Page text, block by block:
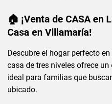
🏠 ¡Venta de CASA en
Casa en Villamaría!
Descubre el hogar perfecto
casa de tres niveles ofrece
ideal para familias que
ubicado.